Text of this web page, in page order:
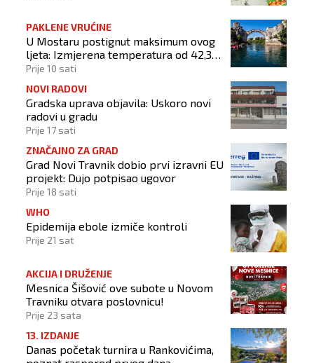
PAKLENE VRUĆINE
U Mostaru postignut maksimum ovog
ljeta: Izmjerena temperatura od 42,3
stupnja Celzijeva
Prije 10 sati
NOVI RADOVI
Gradska uprava objavila: Uskoro novi
radovi u gradu
Prije 17 sati
ZNAČAJNO ZA GRAD
Grad Novi Travnik dobio prvi izravni EU
projekt: Dujo potpisao ugovor
Prije 18 sati
WHO
Epidemija ebole izmiče kontroli
Prije 21 sat
AKCIJA I DRUŽENJE
Mesnica Šišović ove subote u Novom
Travniku otvara poslovnicu!
Prije 23 sata
13. IZDANJE
Danas početak turnira u Rankovićima,